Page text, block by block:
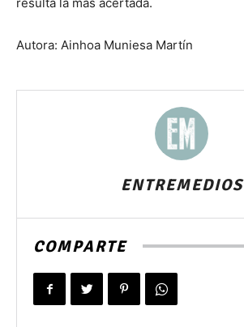
Autora: Ainhoa Muniesa Martín
ENTREMEDIOS
COMPARTE